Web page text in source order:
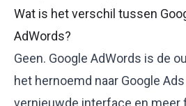
Wat is het verschil tussen
AdWords?
Geen. Google AdWords is de
het hernoemd naar Google
vernieuwde interface en meer